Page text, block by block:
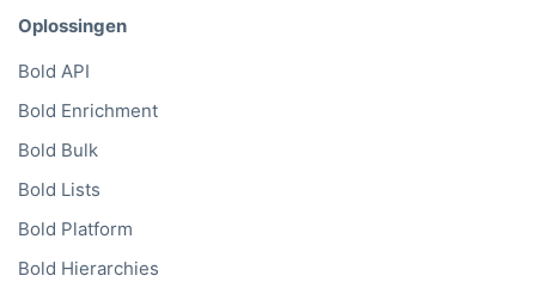
Oplossingen
Bold API
Bold Enrichment
Bold Bulk
Bold Lists
Bold Platform
Bold Hierarchies